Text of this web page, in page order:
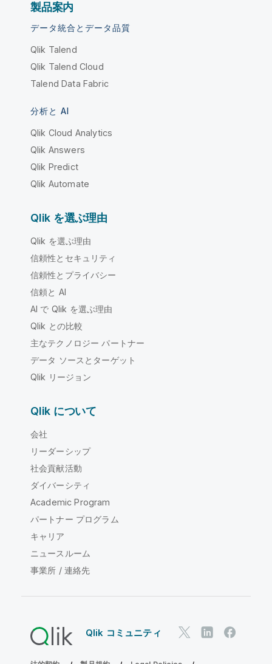
製品案内
データ統合とデータ品質
Qlik Talend
Qlik Talend Cloud
Talend Data Fabric
分析と AI
Qlik Cloud Analytics
Qlik Answers
Qlik Predict
Qlik Automate
Qlik を選ぶ理由
Qlik を選ぶ理由
信頼性とセキュリティ
信頼性とプライバシー
信頼と AI
AI で Qlik を選ぶ理由
Qlik との比較
主なテクノロジー パートナー
データ ソースとターゲット
Qlik リージョン
Qlik について
会社
リーダーシップ
社会貢献活動
ダイバーシティ
Academic Program
パートナー プログラム
キャリア
ニュースルーム
事業所 / 連絡先
Qlik コミュニティ